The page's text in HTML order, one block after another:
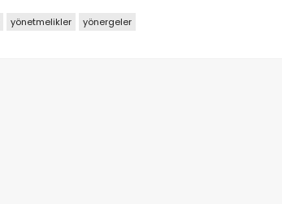
yönetmelikler yönergeler